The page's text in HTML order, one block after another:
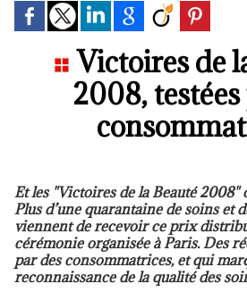
Victoires de
2008,
Et les "Victoires de la Beauté 2008"
Plus d’une quarantaine de soins et
viennent de recevoir ce prix
cérémonie organisée à Paris. Des
par des consommatrices, et qui
reconnaissance de la qualité des